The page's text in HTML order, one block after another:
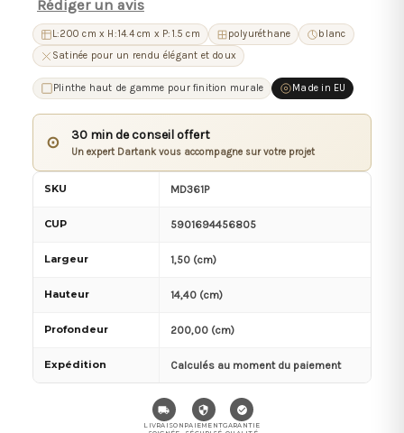
Rédiger un avis
L:200 cm x H:14.4 cm x P:1.5 cm polyuréthane
blanc
Satinée pour un rendu élégant et doux
Plinthe haut de gamme pour finition murale Made in EU
⊙ 30 min de conseil offert
Un expert Dartank vous accompagne sur votre projet
SKU MD361P
CUP 5901694456805
Largeur 1,50 (cm)
Hauteur 14,40 (cm)
Profondeur 200,00 (cm)
Expédition Calculés au moment du paiement
LIVRAISON PAIEMENTGARANTIE